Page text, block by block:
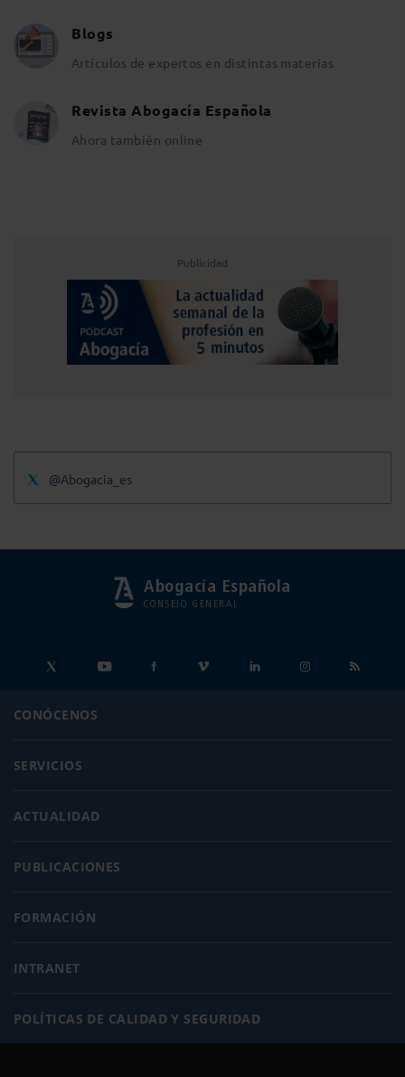
Blogs
Artículos de expertos en distintas materias
Revista Abogacía Española
Ahora también online
Publicidad
@Abogacia_es
Abogacía Española
CONSEJO GENERAL
CONÓCENOS
SERVICIOS
ACTUALIDAD
PUBLICACIONES
FORMACIÓN
INTRANET
POLÍTICAS DE CALIDAD Y SEGURIDAD